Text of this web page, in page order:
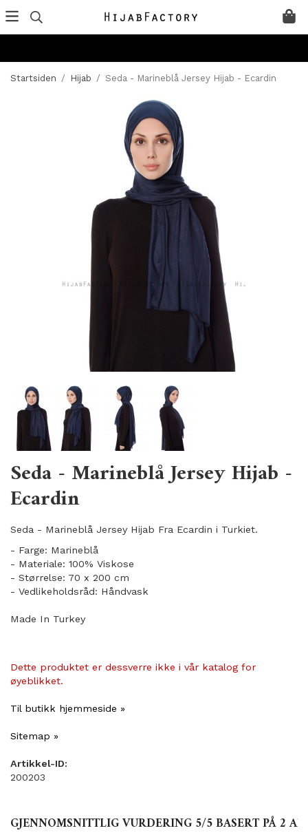
Startsiden / Hijab / Seda - Marineblå Jersey Hijab - Ecardin
Seda - Marineblå Jersey Hijab -
Ecardin
Seda - Marineblå Jersey Hijab Fra Ecardin i Turkiet.
- Farge: Marineblå
- Materiale: 100% Viskose
- Størrelse: 70 x 200 cm
- Vedlikeholdsråd: Håndvask
Made In Turkey
Dette produktet er dessverre ikke i vår katalog for
øyeblikket.
Til butikk hjemmeside »
Sitemap »
Artikkel-ID:
200203
GJENNOMSNITTLIG VURDERING 5/5 BASERT PÅ2